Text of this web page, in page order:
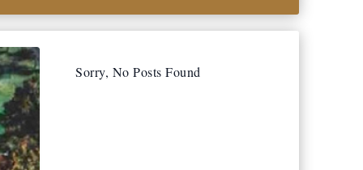
Sorry, No Posts Found